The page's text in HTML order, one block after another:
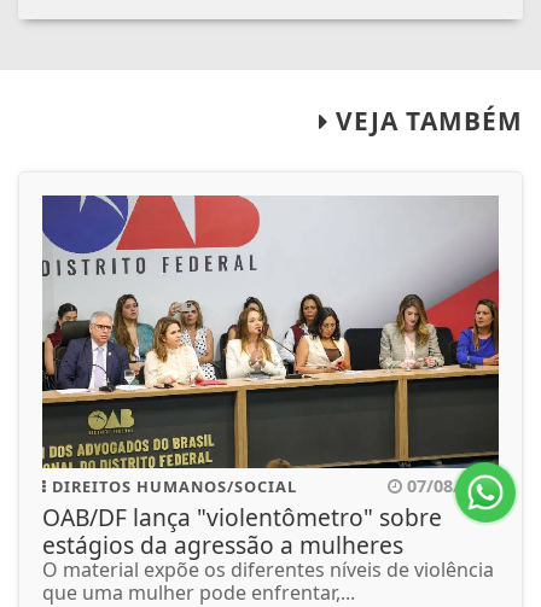
VEJA TAMBÉM
DIREITOS HUMANOS/SOCIAL 07/08/2026
OAB/DF lança "violentômetro" sobre
estágios da agressão a mulheres
O material expõe os diferentes níveis de violência
que uma mulher pode enfrentar,...